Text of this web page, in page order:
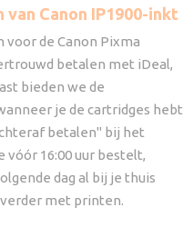
Canon IP1900-inkt
de Canon Pixma
betalen met iDeal,
bieden we de
je de cartridges hebt
betalen" bij het
vóór 16:00 uur bestelt,
dag al bij je thuis
met printen.